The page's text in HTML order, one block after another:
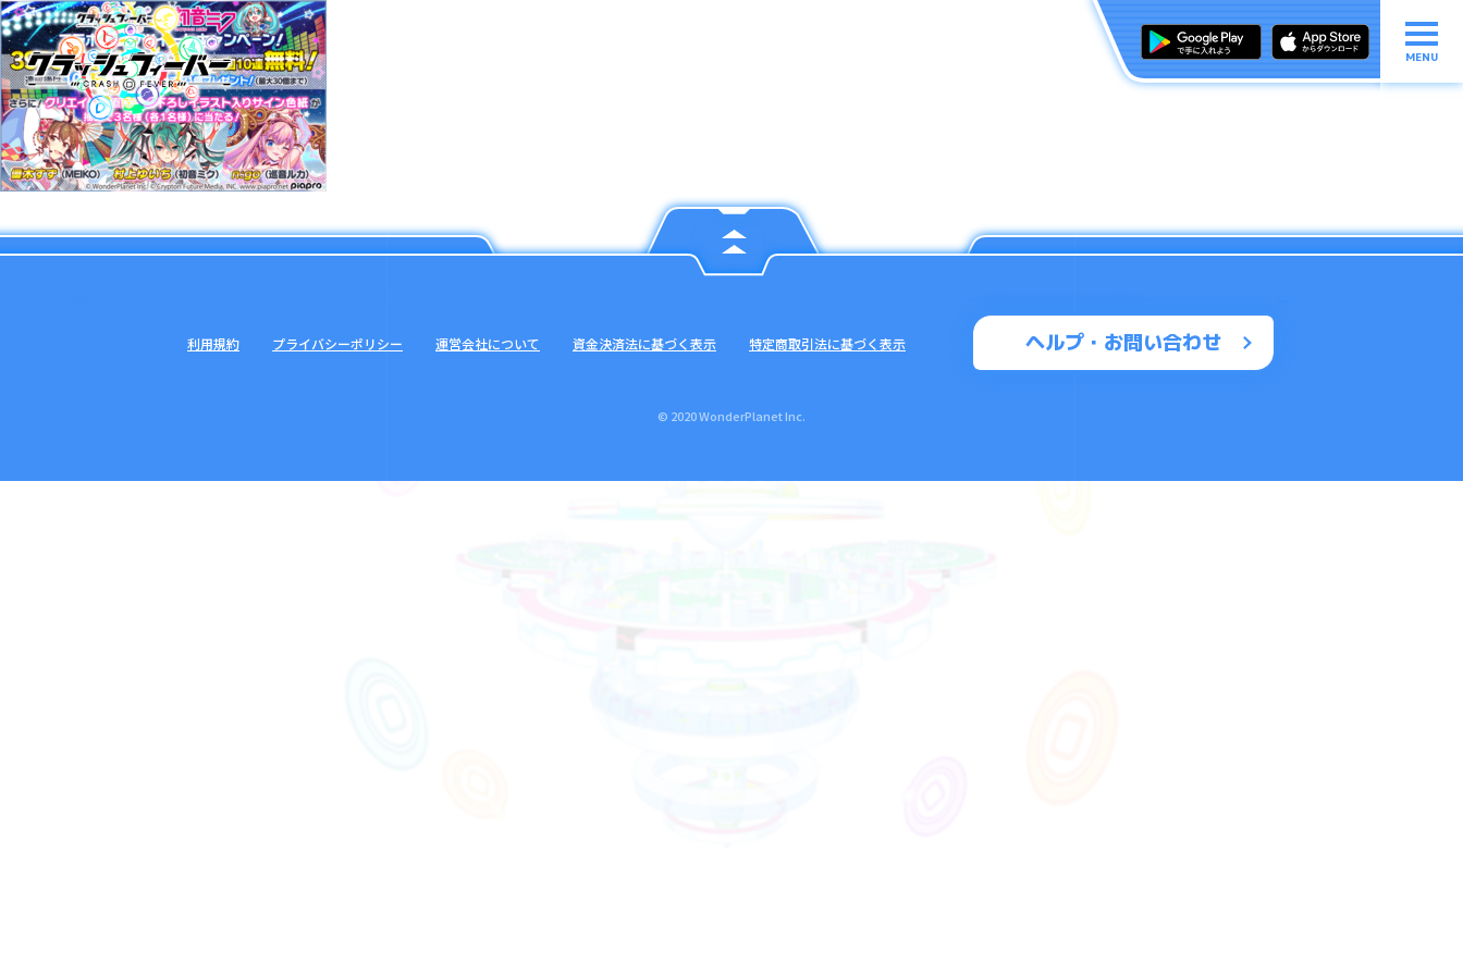
MENU
ヘルプ・お問い合わせ
利用規約 プライバシーポリシー 運営会社について 資金決済法に基づく表示 特定商取引法に基づく表示
© 2020 WonderPlanet Inc.